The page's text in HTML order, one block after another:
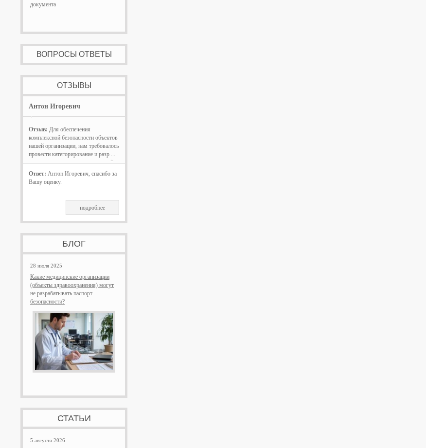
документа
ВОПРОСЫ ОТВЕТЫ
ОТЗЫВЫ
Антон Игоревич
Отзыв: Для обеспечения
комплексной безопасности объектов
нашей организации, нам требовалось
провести категорирование и разр ...
Ответ: Антон Игоревич, спасибо за
Вашу оценку.
подробнее
БЛОГ
28 июля 2025
Какие медицинские организации
(объекты здравоохранения) могут
не разрабатывать паспорт
безопасности?
СТАТЬИ
5 августа 2026